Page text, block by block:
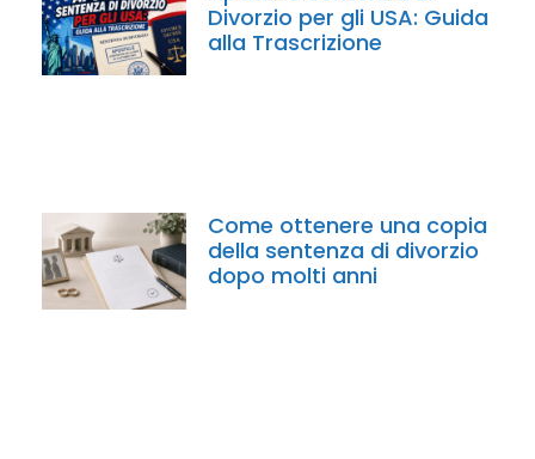
Divorzio per gli USA: Guida
alla Trascrizione
Come ottenere una copia
della sentenza di divorzio
dopo molti anni